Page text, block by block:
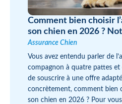
Comment bien choisir
son chien en 2026 ?
Assurance Chien
Vous avez entendu parler de
compagnon à quatre pattes et
de souscrire à une offre
concrètement, comment bien
son chien en 2026 ? Pour